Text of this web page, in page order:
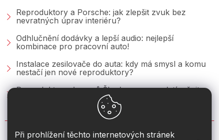
Při prohlížení těchto internetových stránek
Reproduktory a Porsche: jak zlepšit zvuk bez
nevratných úprav interiéru?
Odhlučnění dodávky a lepší audio: nejlepší
kombinace pro pracovní auto!
Instalace zesilovače do auta: kdy má smysl a komu
nestačí jen nové reproduktory?
Reproduktory do vozů Škoda: co se vyplatí měnit u
Fabie, Octavie a Superbu?
KONTAKT